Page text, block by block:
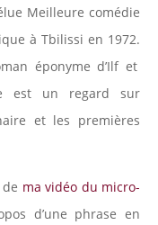
Meilleure comédie
à Tbilissi en 1972.
éponyme d’Ilf et
est un regard sur
et les premières
ma vidéo du micro-
d’une phrase en